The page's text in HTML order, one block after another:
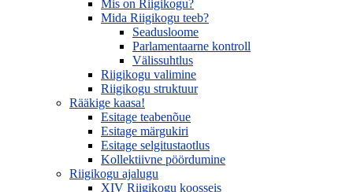
Mis on Riigikogu?
Mida Riigikogu teeb?
Seadusloome
Parlamentaarne kontroll
Välissuhtlus
Riigikogu valimine
Riigikogu struktuur
Rääkige kaasa!
Esitage teabenõue
Esitage märgukiri
Esitage selgitustaotlus
Kollektiivne pöördumine
Riigikogu ajalugu
XIV Riigikogu koosseis